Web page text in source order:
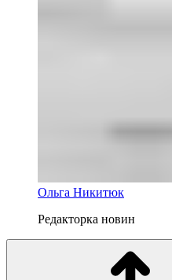
Ольга Никитюк
Редакторка новин